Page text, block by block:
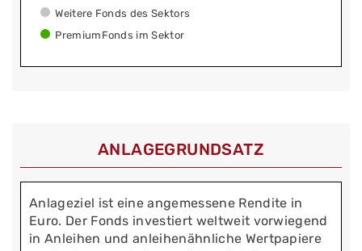
Weitere Fonds des Sektors
PremiumFonds im Sektor
ANLAGEGRUNDSATZ
Anlageziel ist eine angemessene Rendite in
Euro. Der Fonds investiert weltweit vorwiegend
in Anleihen und anleihenähnliche Wertpapiere